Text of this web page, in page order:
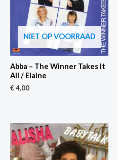
NIET OP VOORRAAD
Abba – The Winner Takes It
All / Elaine
€4,00